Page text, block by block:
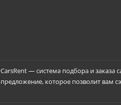
CarsRent — система подбора и заказа
предложение, которое позволит вам